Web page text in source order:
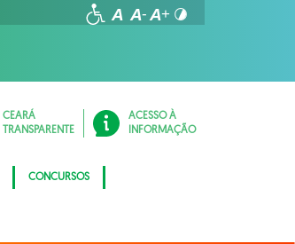
CEARÁ
TRANSPARENTE
ACESSO À
INFORMAÇÃO
CONCURSOS